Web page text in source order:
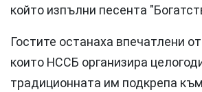
който изпълни песента
Гостите останаха впечатлени
които НССБ организира
традиционната им подкрепа